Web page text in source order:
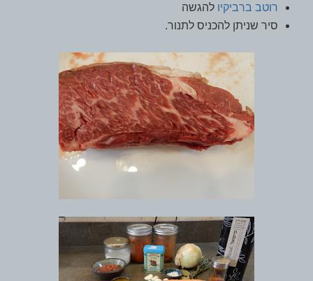
רוטב ברביקיו להגשה
סיר שניתן להכניס לתנור.